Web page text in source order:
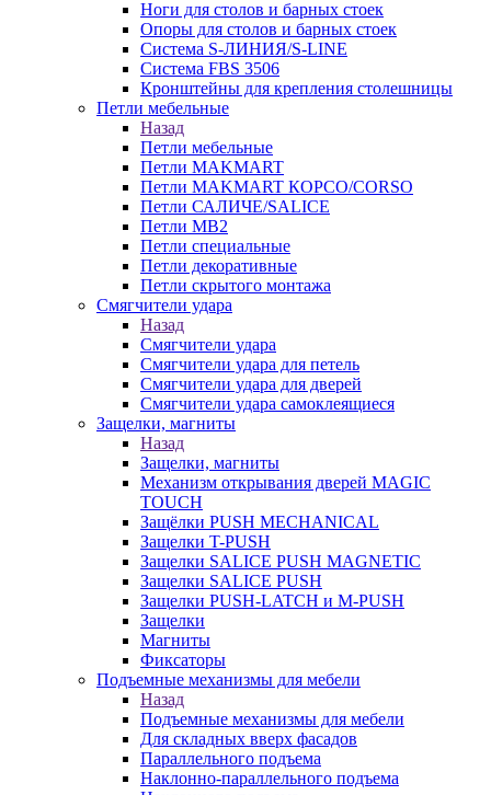
Ноги для столов и барных стоек
Опоры для столов и барных стоек
Система S-ЛИНИЯ/S-LINE
Система FBS 3506
Кронштейны для крепления столешницы
Петли мебельные
Назад
Петли мебельные
Петли MAKMART
Петли MAKMART КОРСО/CORSO
Петли САЛИЧЕ/SALICE
Петли MB2
Петли специальные
Петли декоративные
Петли скрытого монтажа
Смягчители удара
Назад
Смягчители удара
Смягчители удара для петель
Смягчители удара для дверей
Cмягчители удара самоклеящиеся
Защелки, магниты
Назад
Защелки, магниты
Механизм открывания дверей MAGIC
TOUCH
Защёлки PUSH MECHANICAL
Защелки T-PUSH
Защелки SALICE PUSH MAGNETIC
Защелки SALICE PUSH
Защелки PUSH-LATCH и M-PUSH
Защелки
Магниты
Фиксаторы
Подъемные механизмы для мебели
Назад
Подъемные механизмы для мебели
Для складных вверх фасадов
Параллельного подъема
Наклонно-параллельного подъема